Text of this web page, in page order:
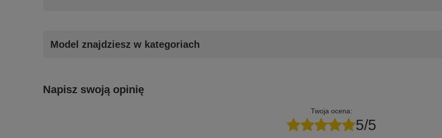
Model znajdziesz w kategoriach
Napisz swoją opinię
Twoja ocena:
5/5